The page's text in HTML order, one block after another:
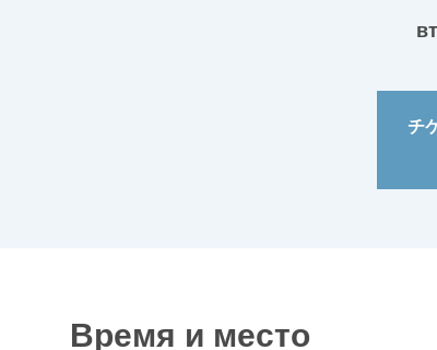
チ
Время и место